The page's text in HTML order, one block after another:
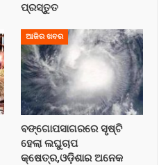
ପ୍ରସ୍ତୁତ
ଆଜିର ଖବର
ବଙ୍ଗୋପସାଗରରେ ସୃଷ୍ଟି
ହେଲା ଲଘୁଚାପ
କ୍ଷେତ୍ର,ଓଡ଼ିଶାର ଅନେକ